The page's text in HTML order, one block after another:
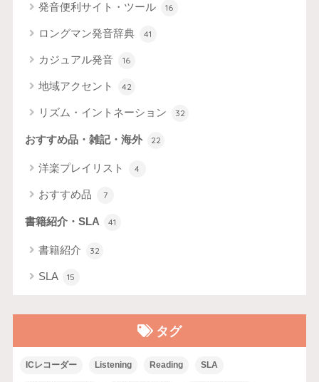
発音便利サイト・ツール 16
ロングマン発音辞典 41
カジュアル発音 16
地域アクセント 42
リズム・イントネーション 32
おすすめ品・雑記・海外 22
洋楽プレイリスト 4
おすすめ品 7
書籍紹介・SLA 41
書籍紹介 32
SLA 15
タグ
ICレコーダー Listening Reading SLA